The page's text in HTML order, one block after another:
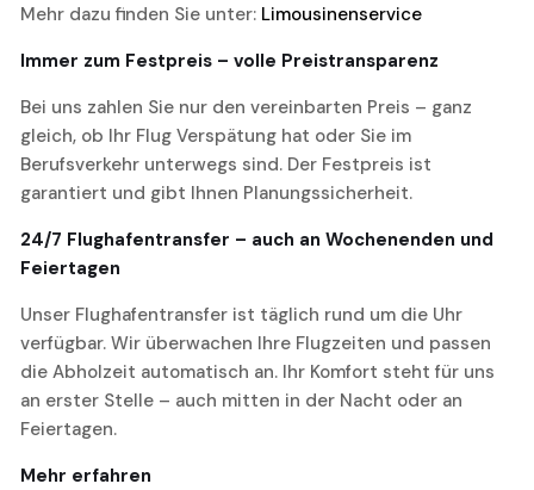
Mehr dazu finden Sie unter: Limousinenservice
Immer zum Festpreis – volle Preistransparenz
Bei uns zahlen Sie nur den vereinbarten Preis – ganz
gleich, ob Ihr Flug Verspätung hat oder Sie im
Berufsverkehr unterwegs sind. Der Festpreis ist
garantiert und gibt Ihnen Planungssicherheit.
24/7 Flughafentransfer – auch an Wochenenden und
Feiertagen
Unser Flughafentransfer ist täglich rund um die Uhr
verfügbar. Wir überwachen Ihre Flugzeiten und passen
die Abholzeit automatisch an. Ihr Komfort steht für uns
an erster Stelle – auch mitten in der Nacht oder an
Feiertagen.
Mehr erfahren